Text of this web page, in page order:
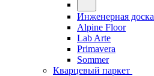
Инженерная доска
Alpine Floor
Lab Arte
Primavera
Sommer
Кварцевый паркет